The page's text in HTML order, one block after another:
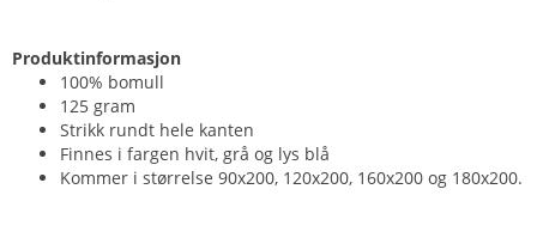
Produktinformasjon
100% bomull
125 gram
Strikk rundt hele kanten
Finnes i fargen hvit, grå og lys blå
Kommer i størrelse 90x200, 120x200, 160x200 og 180x200.